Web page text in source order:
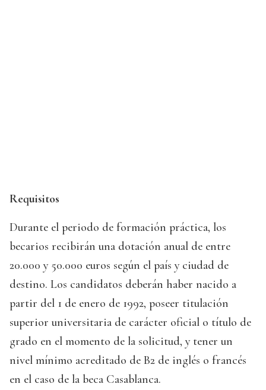
Requisitos
Durante el periodo de formación práctica, los
becarios recibirán una dotación anual de entre
20.000 y 50.000 euros según el país y ciudad de
destino. Los candidatos deberán haber nacido a
partir del 1 de enero de 1992, poseer titulación
superior universitaria de carácter oficial o título de
grado en el momento de la solicitud, y tener un
nivel mínimo acreditado de B2 de inglés o francés
en el caso de la beca Casablanca.